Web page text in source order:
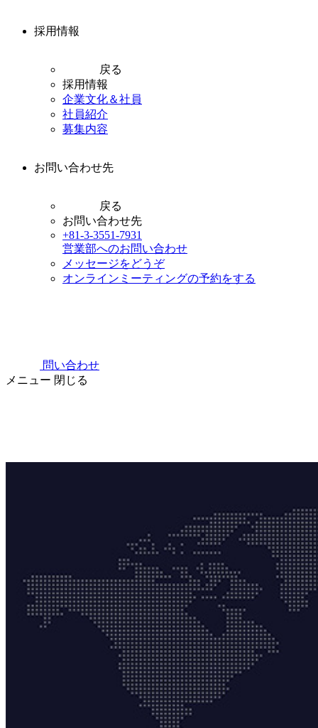
採用情報
戻る
採用情報
企業文化＆社員
社員紹介
募集内容
お問い合わせ先
戻る
お問い合わせ先
+81-3-3551-7931
営業部へのお問い合わせ
メッセージをどうぞ
オンラインミーティングの予約をする
問い合わせ
メニュー 閉じる